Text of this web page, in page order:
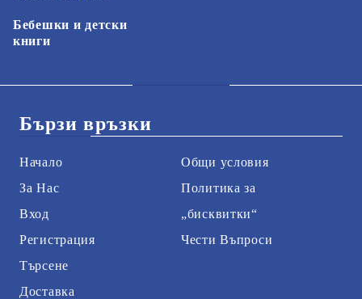
Бебешки и детски
книги
Бързи връзки
Начало
За Нас
Вход
Регистрация
Търсене
Доставка
Общи условия
Политика за
„бисквитки“
Чести Въпроси